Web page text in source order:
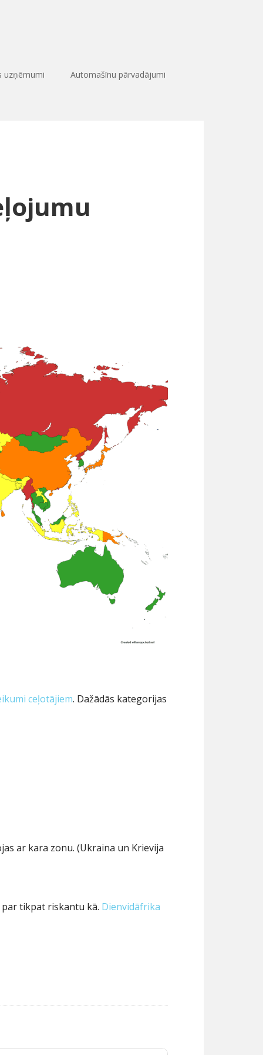
uzņēmumi Automašīnu pārvadājumi
ceļotājiem. Dažādās kategorijas
ar kara zonu. (Ukraina un Krievija
tikpat riskantu kā. Dienvidāfrika